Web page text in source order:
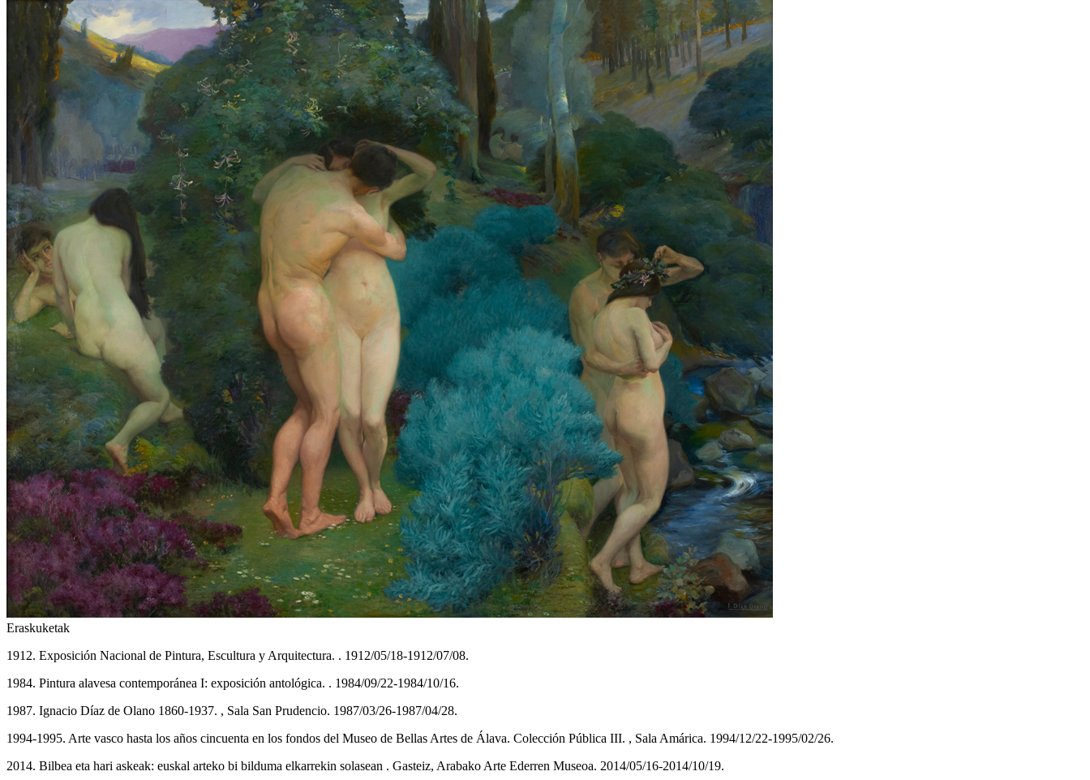
Eraskuketak
1912. Exposición Nacional de Pintura, Escultura y Arquitectura. . 1912/05/18-1912/07/08.
1984. Pintura alavesa contemporánea I: exposición antológica. . 1984/09/22-1984/10/16.
1987. Ignacio Díaz de Olano 1860-1937. , Sala San Prudencio. 1987/03/26-1987/04/28.
1994-1995. Arte vasco hasta los años cincuenta en los fondos del Museo de Bellas Artes de Álava. Colección Pública III. , Sala Amárica. 1994/12/22-1995/02/26.
2014. Bilbea eta hari askeak: euskal arteko bi bilduma elkarrekin solasean . Gasteiz, Arabako Arte Ederren Museoa. 2014/05/16-2014/10/19.